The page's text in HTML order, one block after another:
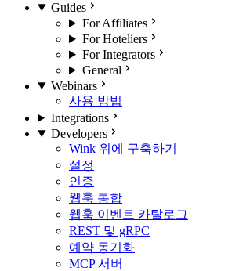
Guides
For Affiliates
For Hoteliers
For Integrators
General
Webinars
사용 방법
Integrations
Developers
Wink 위에 구축하기
설정
인증
웹훅 통합
웹훅 이벤트 카탈로그
REST 및 gRPC
예약 동기화
MCP 서버